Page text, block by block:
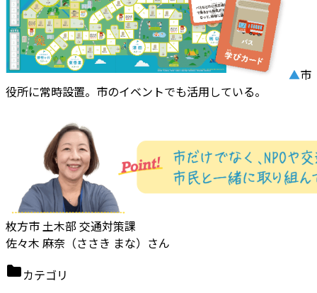
▲市
役所に常時設置。市のイベントでも活用している。
枚方市 土木部 交通対策課
佐々木 麻奈（ささき まな）さん
カテゴリ